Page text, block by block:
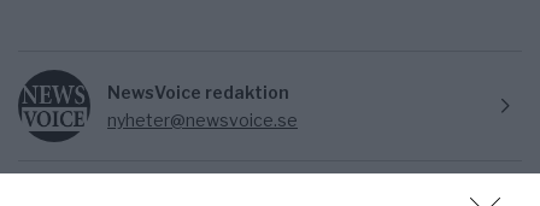
NewsVoice redaktion
nyheter@newsvoice.se